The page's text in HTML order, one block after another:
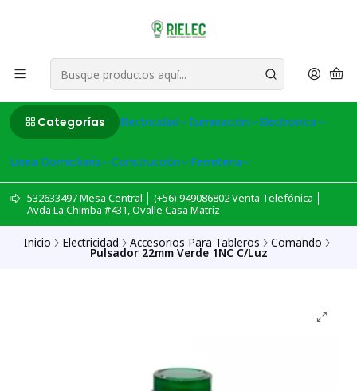
Categorías Electricidad Iluminación Electronica
Linea Domiciliaria Construcción Ferreteria
532633497 Mesa Central │ (+56) 949086802 Venta Telefónica │
Avda La Chimba #431, Ovalle Casa Matriz
Inicio Electricidad Accesorios Para Tableros Comando
Pulsador 22mm Verde 1NC C/Luz